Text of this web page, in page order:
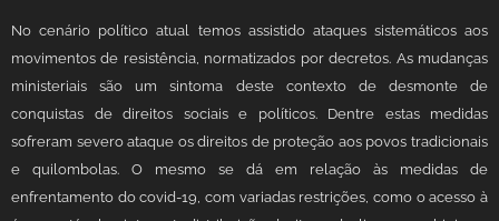
No cenário político atual temos assistido ataques sistemáticos aos
movimentos de resistência, normatizados por decretos. As mudanças
ministeriais são um sintoma deste contexto de desmonte de
conquistas de direitos sociais e políticos. Dentre estas medidas
sofreram severo ataque os direitos de proteção aos povos tradicionais
e quilombolas. O mesmo se dá em relação às medidas de
enfrentamento do covid-19, com variadas restrições, como o acesso à